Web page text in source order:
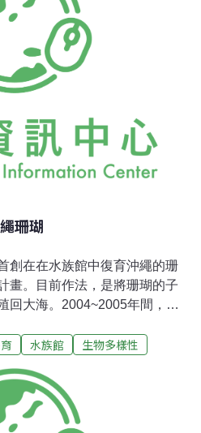
珊瑚
創在在水族館中復育沖繩的珊
畫。目前作法，是將珊瑚的子
回大海。2004~2005年間，共
於在水族館中復育可不受颱風
力量，採用海水淨化裝置「自
瑚之理想生長環境。 20日晚間
（stony coral），長約10公
水族館 生物多樣性